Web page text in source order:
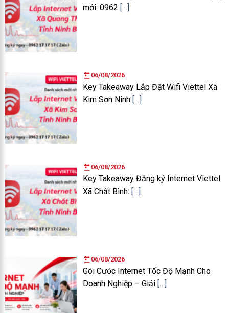
mới: 0962 […]
06/08/2026
Key Takeaway Lắp Đặt Wifi Viettel Xã
Kim Sơn Ninh […]
06/08/2026
Key Takeaway Đăng ký Internet Viettel
Xã Chất Bình: […]
06/08/2026
Gói Cước Internet Tốc Độ Mạnh Cho
Doanh Nghiệp – Giải […]